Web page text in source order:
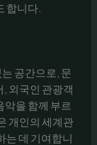
합니다.
공간으로, 문
외국인 관광객
악을 함께 부르
개인의 세계관
는 데 기여합니